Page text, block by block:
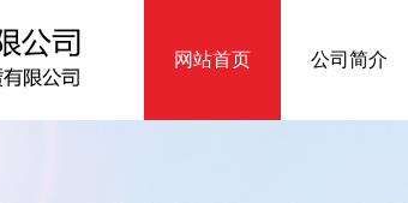
网站首页 公司简介